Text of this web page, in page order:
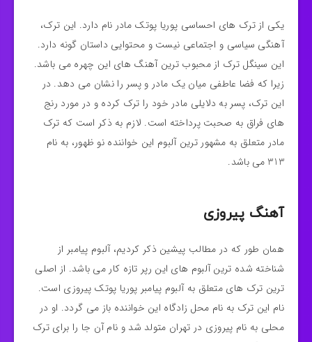
یکی از ترک های احساسی پوریا پوتک مادر نام دارد. این ترک،
آهنگی سیاسی و اجتماعی نیست و محتوایی داستان گونه دارد.
این سینگل ترک از محبوب ترین آهنگ های این چهره می باشد.
زیرا که فضا عاطفی میان یک مادر و پسر را نشان می دهد. در
این ترک، پسر به دلایلی مادر خود را ترک کرده و در مورد رنج
های فراق به صحبت پرداخته است. لازم به ذکر است که ترک
مادر متعلق به مشهور ترین آلبوم این خواننده نو ظهور، به نام
313 می باشد.
آهنگ پیروزی
همان طور که در مطالب پیشین ذکر کردیم، آلبوم پیامبر از
شناخته شده ترین آلبوم های این رپر تازه کار می باشد. از اصلی
ترین ترک های متعلق به آلبوم پیامبر پوریا پوتک پیروزی است.
نام این ترک به نام محل زادگاه این خواننده باز می گردد. او در
محلی به نام پیروزی در تهران متولد شد و نام آن جا را برای ترک